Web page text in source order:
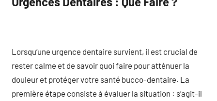
Lorsqu’une urgence dentaire survient, il est crucial de
rester calme et de savoir quoi faire pour atténuer la
douleur et protéger votre santé bucco-dentaire. La
première étape consiste à évaluer la situation : s’agit-il